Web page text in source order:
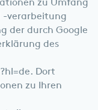
-verarbeitung
der durch Google
des
. Dort
zu Ihren